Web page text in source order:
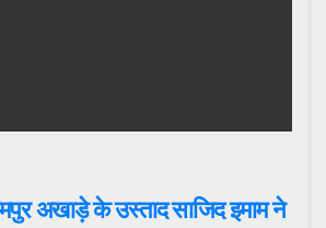
अखाड़े के उस्ताद साजिद इमाम ने